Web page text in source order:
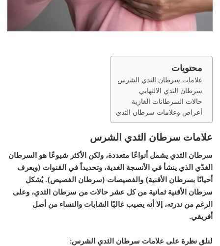
محتويات
علامات سرطان الثدي الشرس
سرطان الثدي الالتهابي
حالات السرطانات الغازية
أعراض وعلامات سرطان الثدي
علامات سرطان الثدي الشرس
سرطان الثدي يشمل أنواعًا متعددة، ولكن الأكثر شيوعًا هو السرطان
الغدّي الذي ينشأ في الأنسجة الغدية، وتحديداً في القنوات (ويعرف
أحيانًا بسرطان الأقنية) والفصيصات (سرطان الفصيص). يُشكل
سرطان الأقنية ثمانية من كل عشر حالات من سرطان الثدي، وعلى
الرغم من ندرته، إلا أنه يصيب غالبًا الشابات والنساء من أصل
أفريقي.
لنلق نظرة على علامات سرطان الثدي الشرس: